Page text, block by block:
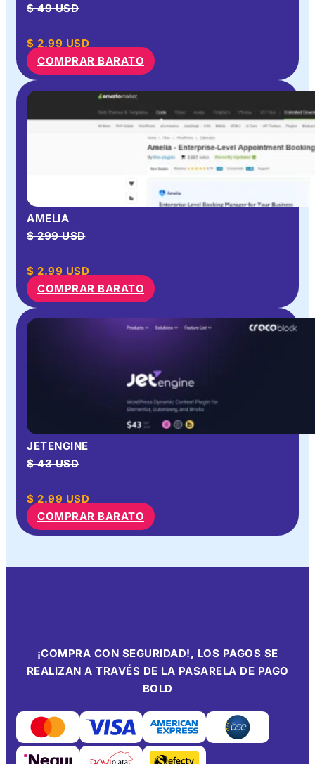
$ 49 USD
$ 2.99 USD
COMPRAR BARATO
AMELIA
$ 299 USD
$ 2.99 USD
COMPRAR BARATO
JETENGINE
$ 43 USD
$ 2.99 USD
COMPRAR BARATO
¡COMPRA CON SEGURIDAD!, LOS PAGOS SE
REALIZAN A TRAVÉS DE LA PASARELA DE PAGO
BOLD